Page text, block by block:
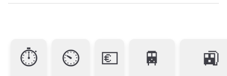
⏱ ⏲ 💶 🚆 🚉